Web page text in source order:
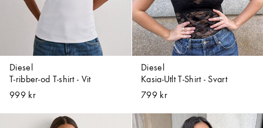
Diesel
T-ribber-od T-shirt - Vit
999 kr
Diesel
Kasia-Utlt T-Shirt - Svart
799 kr